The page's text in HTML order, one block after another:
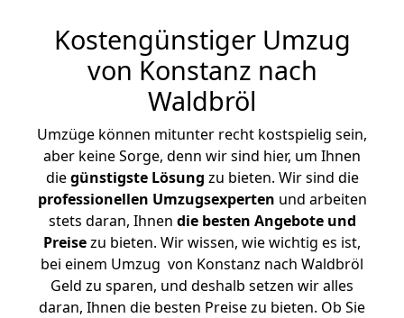
Kostengünstiger Umzug
von Konstanz nach
Waldbröl
Umzüge können mitunter recht kostspielig sein,
aber keine Sorge, denn wir sind hier, um Ihnen
diegünstigste Lösung zu bieten. Wir sind die
professionellen Umzugsexperten und arbeiten
stets daran, Ihnen die besten Angebote und
Preisezu bieten. Wir wissen, wie wichtig es ist,
bei einem Umzug von Konstanz nach Waldbröl
Geld zu sparen, und deshalb setzen wir alles
daran, Ihnen die besten Preise zu bieten. Ob Sie